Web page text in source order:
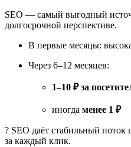
SEO — самый выгодный
долгосрочной перспективе.
В первые месяцы:
Через 6–12 месяцев:
1–10 ₽ за
иногда менее 1 ₽
? SEO даёт стабильный
за каждый клик.